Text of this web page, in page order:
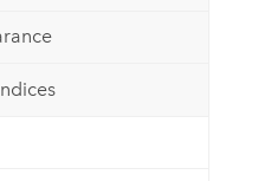
Tecnología para desarrolladores
representación cartográfica y